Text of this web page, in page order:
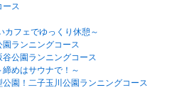
ース
カフェでゆっくり休憩～
ランニングコース
公園ランニングコース
めはサウナで！～
園！二子玉川公園ランニングコース